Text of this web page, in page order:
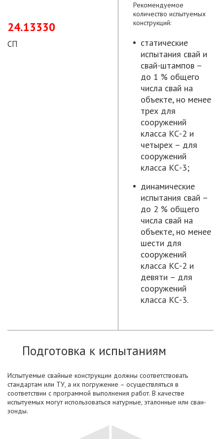
24.13330
СП
Рекомендуемое
количество испытуемых
конструкций:
статические
испытания свай и
свай-штампов –
до 1 % общего
числа свай на
объекте, но менее
трех для
сооружений
класса КС-2 и
четырех – для
сооружений
класса КС-3;
динамические
испытания свай –
до 2 % общего
числа свай на
объекте, но менее
шести для
сооружений
класса КС-2 и
девяти – для
сооружений
класса КС-3.
Подготовка к испытаниям
Испытуемые свайные конструкции должны соответствовать
стандартам или ТУ, а их погружение – осуществляться в
соответствии с программой выполнения работ. В качестве
испытуемых могут использоваться натурные, эталонные или сваи-
зонды.